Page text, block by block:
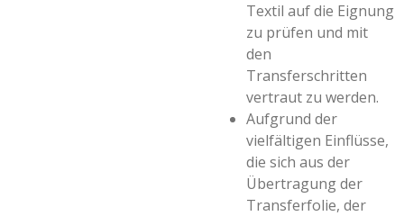
Textil auf die Eignung
zu prüfen und mit
den
Transferschritten
vertraut zu werden.
Aufgrund der
vielfältigen Einflüsse,
die sich aus der
Übertragung der
Transferfolie, der